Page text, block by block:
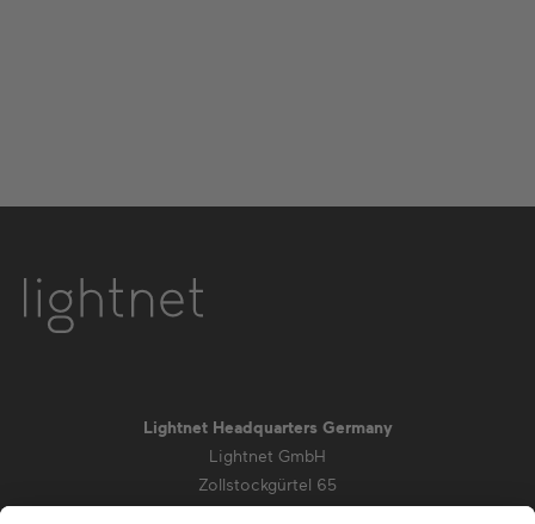
Lightnet Headquarters Germany
Lightnet GmbH
Zollstockgürtel 65
50969 Köln